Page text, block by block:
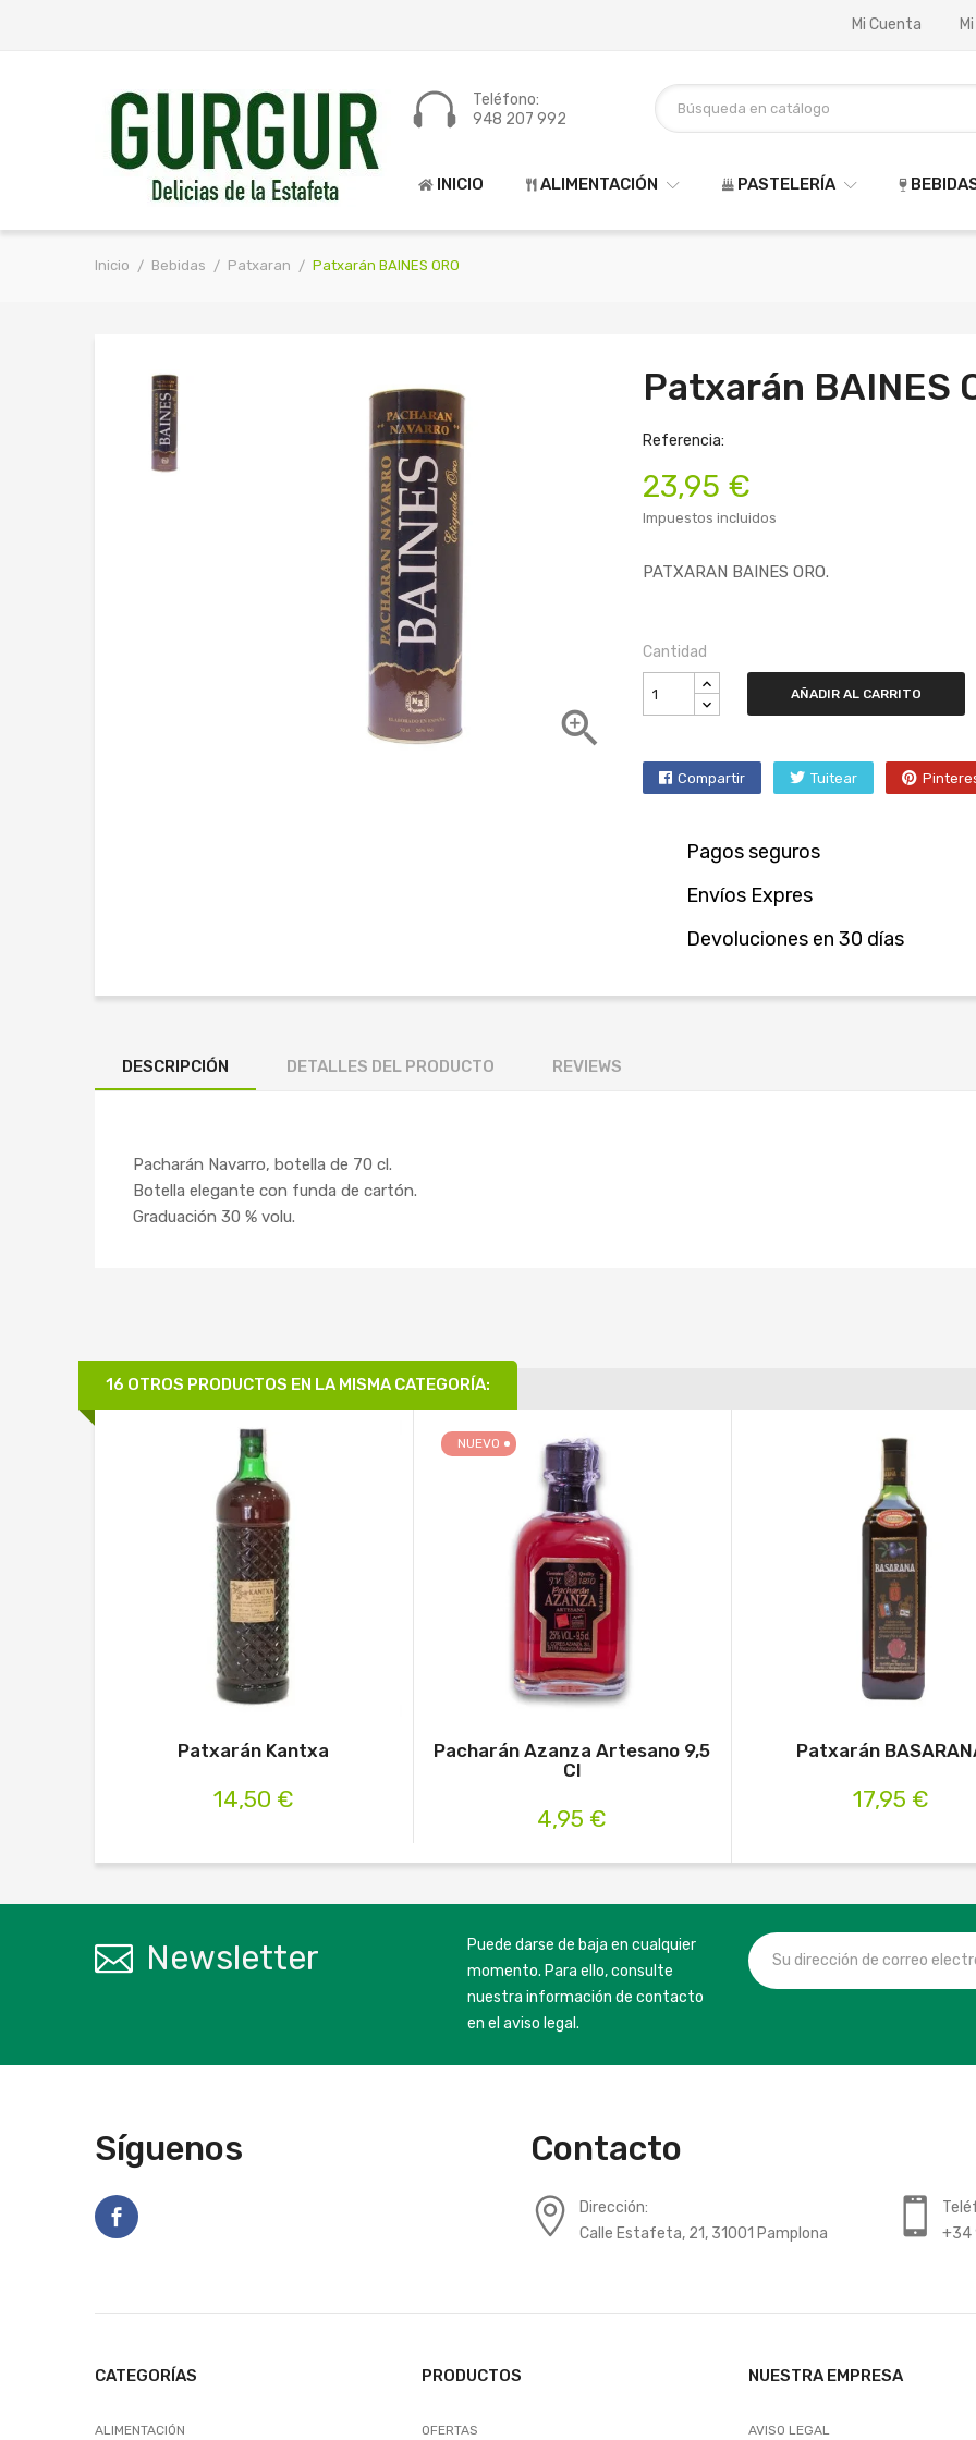
Mi Cuenta
Teléfono:
948 207 992
INICIO ALIMENTACIÓN PASTELERÍA
Inicio Bebidas Patxaran Patxarán BAINES ORO

Patxarán BAINES
Referencia:
23,95 €
Impuestos incluidos
PATXARAN BAINES ORO.
Cantidad
AÑADIR AL CARRITO
Compartir Tuitear
Pagos seguros
Envíos Expres
Devoluciones en 30 días
DESCRIPCIÓN DETALLES DEL PRODUCTO REVIEWS
Pacharán Navarro, botella de 70 cl.
Botella elegante con funda de cartón.
Graduación 30 % volu.
16 OTROS PRODUCTOS EN LA MISMA CATEGORÍA:
Patxarán Kantxa
14,50 €
NUEVO
Pacharán Azanza Artesano 9,5
Cl
4,95 €
Patxarán
17,95 €
Newsletter
Puede darse de baja en cualquier
momento. Para ello, consulte
nuestra información de contacto
en el aviso legal.
Síguenos Contacto
Dirección:
Calle Estafeta, 21, 31001 Pamplona
+34
CATEGORÍAS
ALIMENTACIÓN
PRODUCTOS
OFERTAS
NUESTRA EMPRESA
AVISO LEGAL